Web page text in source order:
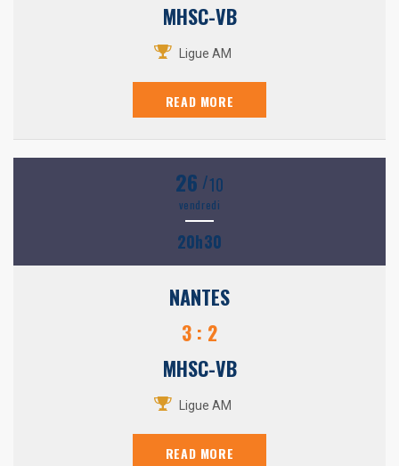
MHSC-VB
Ligue AM
READ MORE
26 /10
vendredi
20h30
NANTES
3 : 2
MHSC-VB
Ligue AM
READ MORE